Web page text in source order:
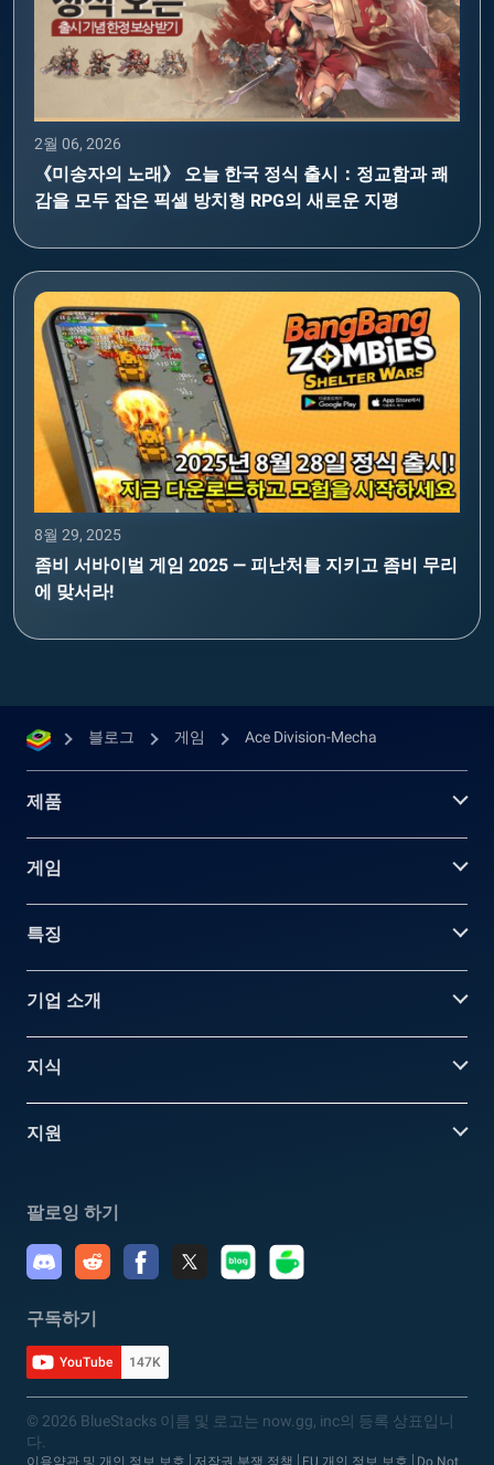
2월 06, 2026
《미송자의 노래》 오늘 한국 정식 출시：정교함과 쾌
감을 모두 잡은 픽셀 방치형 RPG의 새로운 지평
8월 29, 2025
좀비 서바이벌 게임 2025 — 피난처를 지키고 좀비 무리
에 맞서라!
블로그 게임 Ace Division-Mecha
제품
게임
특징
기업 소개
지식
지원
팔로잉 하기
구독하기
YouTube 147K
© 2026 BlueStacks 이름 및 로고는 now.gg, inc의 등록 상표입니
다.